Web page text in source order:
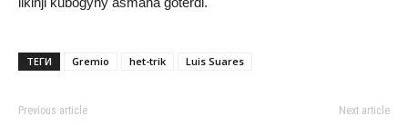
ТЕГИ Gremio het-trik Luis Suares
Previous article Next article